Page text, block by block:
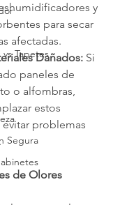
Tapetes
Segura
y
para secar
afectadas.
Dañados: Si
paneles de
o alfombras,
estos
problemas
de Olores